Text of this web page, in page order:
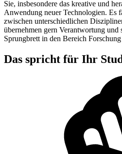
Sie, insbesondere das kreative und
Anwendung neuer Technologien. Es
zwischen unterschiedlichen
übernehmen gern Verantwortung und
Sprungbrett in den Bereich
Das spricht für Ihr